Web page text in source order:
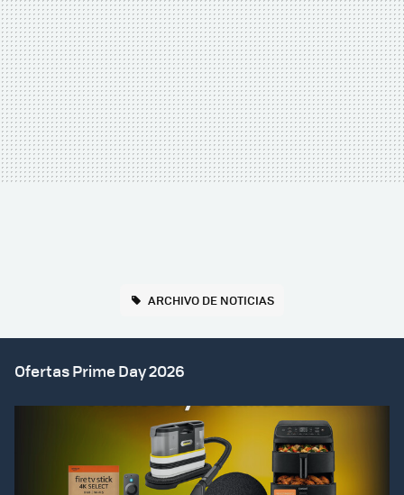
ARCHIVO DE NOTICIAS
Ofertas Prime Day 2026